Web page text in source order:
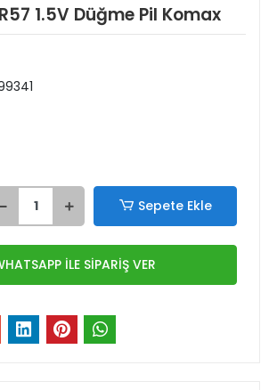
1.5V Düğme Pil Komax
Sepete Ekle
İLE SİPARİŞ VER